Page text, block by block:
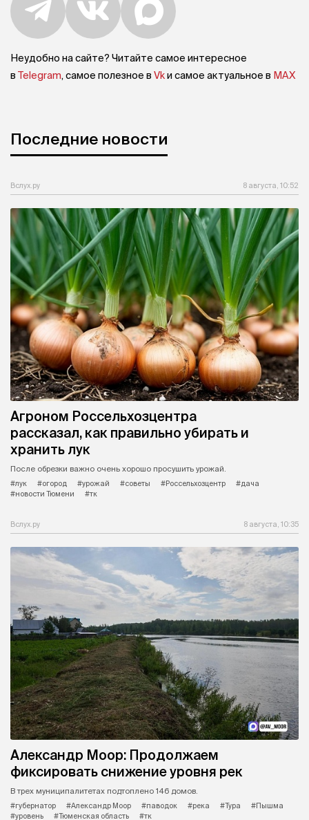
Неудобно на сайте? Читайте самое интересное
в Telegram, самое полезное в Vkи самое актуальное в MAX
Последние новости
Вслух.ру 8 августа, 10:52
Агроном Россельхозцентра
рассказал, как правильно убирать и
хранить лук
После обрезки важно очень хорошо просушить урожай.
#лук
#огород #урожай #советы #Россельхозцентр
#дача
#новости Тюмени
#тк
Вслух.ру 8 августа, 10:35
Александр Моор: Продолжаем
фиксировать снижение уровня рек
В трех муниципалитетах подтоплено 146 домов.
#губернатор
#Александр Моор #паводок #река #Тура
#Пышма
#уровень
#Тюменская область #тк